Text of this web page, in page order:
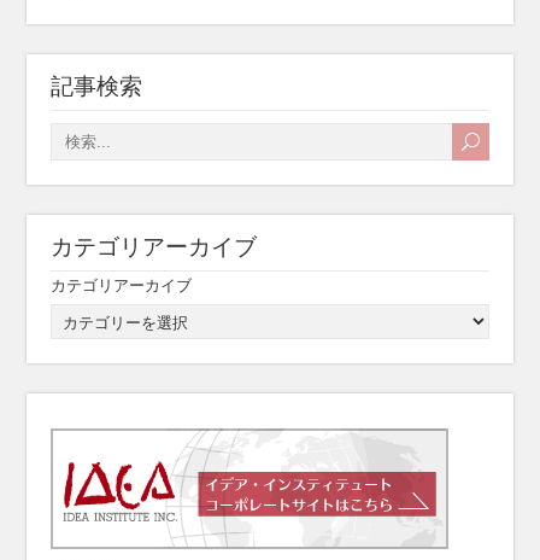
記事検索
カテゴリアーカイブ
カテゴリアーカイブ